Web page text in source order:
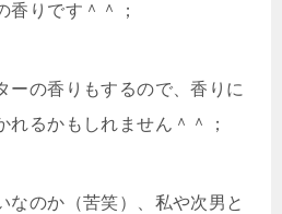
香りです＾＾；
ーの香りもするので、香りに
れるかもしれません＾＾；
なのか（苦笑）、私や次男と